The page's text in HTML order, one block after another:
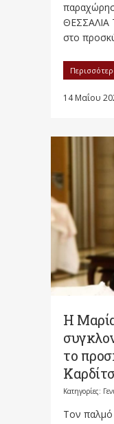
ΘΕΣΣΑΛΙΑ
στο
14 Μαΐου
Η
το
Κατηγορίες:
Τον